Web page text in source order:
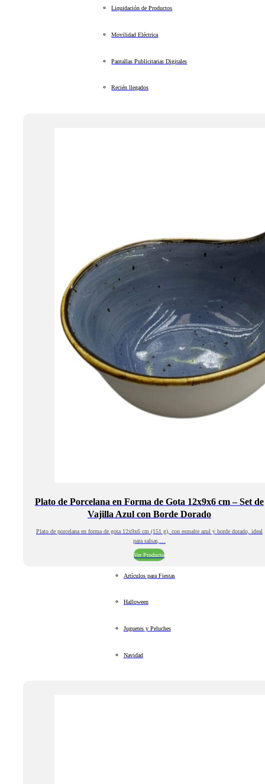
Liquidación de Productos
Movilidad Eléctrica
Pantallas Publicitarias Digitales
Recién llegados
Plato de Porcelana en Forma de Gota 12x9x6 cm – Set de
Vajilla Azul con Borde Dorado
Plato de porcelana en forma de gota 12x9x6 cm (151 g), con esmalte azul y borde dorado, ideal
para salsas,…
Ver Producto
Artículos para Fiestas
Halloween
Juguetes y Peluches
Navidad